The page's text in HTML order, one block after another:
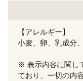
【アレルギー】
小麦、卵、乳成分
※ 表示内容に関し
ており、一切の内